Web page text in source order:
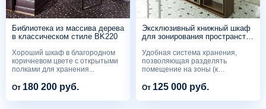
Библиотека из массива дерева
в классическом стиле BK220
Хороший шкаф в благородном
коричневом цвете с открытыми
полками для хранения...
От 180 200 руб.
Эксклюзивный книжный шкаф
для зонирования пространства
Удобная система хранения,
позволяющая разделять
помещение на зоны (к
От 125 000 руб.